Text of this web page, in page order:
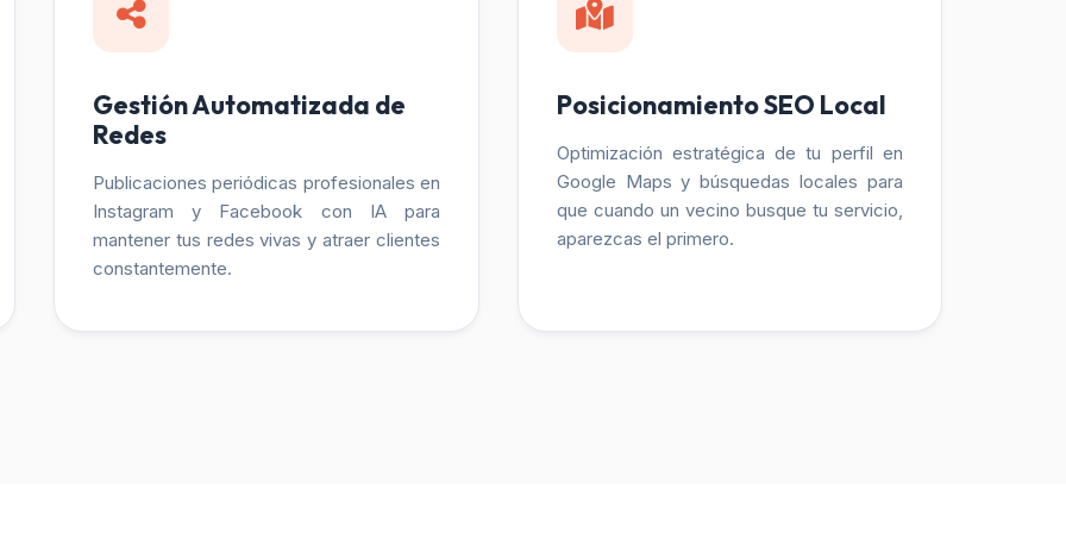
Gestión Automatizada de
Redes
Publicaciones periódicas profesionales en
Instagram y Facebook con IA para
mantener tus redes vivas y atraer clientes
constantemente.
Posicionamiento SEO Local
Optimización estratégica de tu perfil en
Google Maps y búsquedas locales para
que cuando un vecino busque tu servicio,
aparezcas el primero.